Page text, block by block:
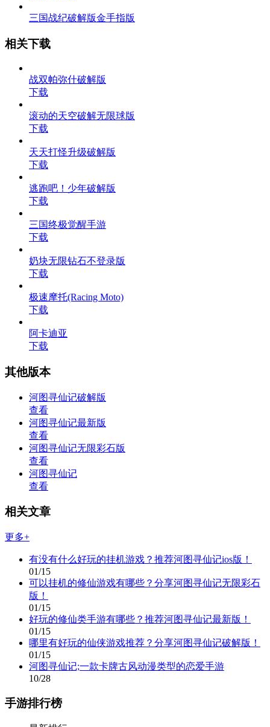
三国战纪破解版金手指版
相关下载
战双帕弥什破解版
下载
滚动的天空破解无限球版
下载
天天打怪升级破解版
下载
逃跑吧！少年破解版
下载
三国终极觉醒手游
下载
奶块无限钻石不登录版
下载
极速摩托(Racing Moto)
下载
阿卡迪亚
下载
其他版本
河图寻仙记破解版
查看
河图寻仙记最新版
查看
河图寻仙记无限彩石版
查看
河图寻仙记
查看
相关文章
更多+
有没有什么好玩的挂机游戏？推荐河图寻仙记ios版！
01/15
可以挂机的修仙游戏有哪些？分享河图寻仙记无限彩石
版！
01/15
好玩的修仙类手游有哪些？推荐河图寻仙记最新版！
01/15
哪里有好玩的仙侠游戏推荐？分享河图寻仙记破解版！
01/15
河图寻仙记;一款卡牌古风动漫类型的恋爱手游
10/28
手游排行榜